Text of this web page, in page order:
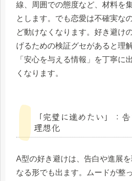
線、周囲での態度など、材料を
とします。でも恋愛は不確実な
ど動けなくなります。好き避け
げるための検証グセがあると理
「安心を与える情報」を丁寧に
くなります。
「完璧に進めたい」：
理想化
A型の好き避けは、告白や進展
なる形でも出ます。ムードが整